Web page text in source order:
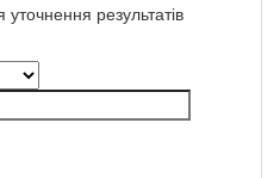
результатів